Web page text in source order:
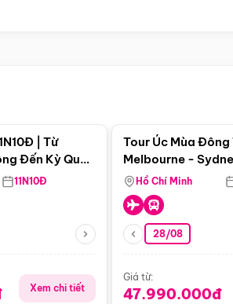
| Từ
Đến Kỳ Quan
11N10Đ
Xem chi tiết
Tour Úc Mùa Đông
Melbourne -
Airways)
Hồ Chí Minh
28/08
Giá từ:
47.990.000đ